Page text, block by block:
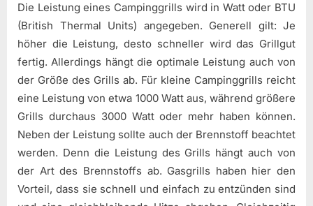
Die Leistung eines Campinggrills wird in Watt oder BTU
(British Thermal Units) angegeben. Generell gilt: Je
höher die Leistung, desto schneller wird das Grillgut
fertig. Allerdings hängt die optimale Leistung auch von
der Größe des Grills ab. Für kleine Campinggrills reicht
eine Leistung von etwa 1000 Watt aus, während größere
Grills durchaus 3000 Watt oder mehr haben können.
Neben der Leistung sollte auch der Brennstoff beachtet
werden. Denn die Leistung des Grills hängt auch von
der Art des Brennstoffs ab. Gasgrills haben hier den
Vorteil, dass sie schnell und einfach zu entzünden sind